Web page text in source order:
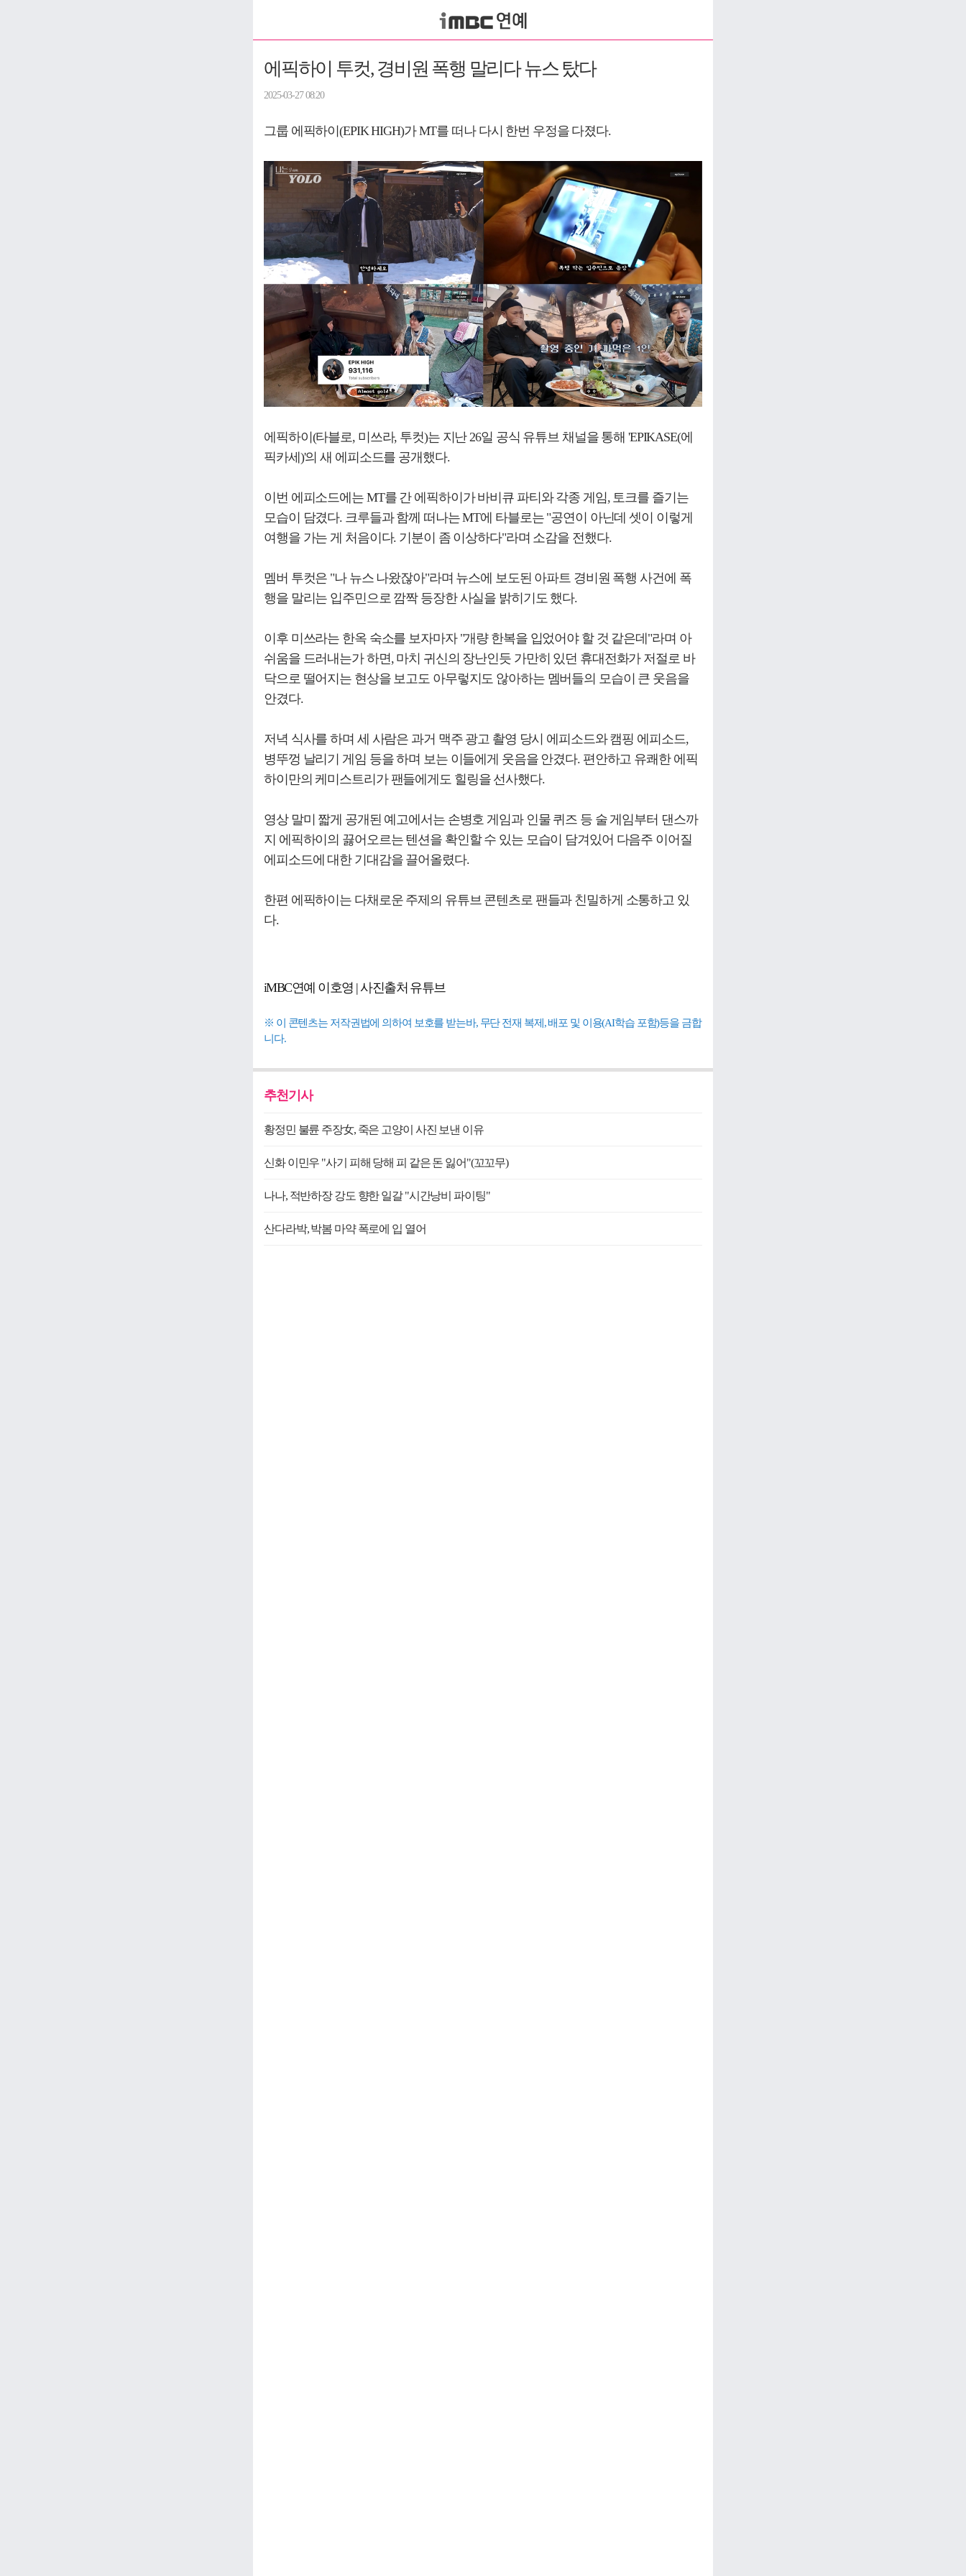
에픽하이 투컷, 경비원 폭행 말리다 뉴스 탔다
2025-03-27 08:20
그룹 에픽하이(EPIK HIGH)가 MT를 떠나 다시 한번 우정을 다졌다.
에픽하이(타블로, 미쓰라, 투컷)는 지난 26일 공식 유튜브 채널을 통해 'EPIKASE(에
픽카세)'의 새 에피소드를 공개했다.
이번 에피소드에는 MT를 간 에픽하이가 바비큐 파티와 각종 게임, 토크를 즐기는
모습이 담겼다. 크루들과 함께 떠나는 MT에 타블로는 "공연이 아닌데 셋이 이렇게
여행을 가는 게 처음이다. 기분이 좀 이상하다"라며 소감을 전했다.
멤버 투컷은 "나 뉴스 나왔잖아"라며 뉴스에 보도된 아파트 경비원 폭행 사건에 폭
행을 말리는 입주민으로 깜짝 등장한 사실을 밝히기도 했다.
이후 미쓰라는 한옥 숙소를 보자마자 "개량 한복을 입었어야 할 것 같은데"라며 아
쉬움을 드러내는가 하면, 마치 귀신의 장난인듯 가만히 있던 휴대전화가 저절로 바
닥으로 떨어지는 현상을 보고도 아무렇지도 않아하는 멤버들의 모습이 큰 웃음을
안겼다.
저녁 식사를 하며 세 사람은 과거 맥주 광고 촬영 당시 에피소드와 캠핑 에피소드,
병뚜껑 날리기 게임 등을 하며 보는 이들에게 웃음을 안겼다. 편안하고 유쾌한 에픽
하이만의 케미스트리가 팬들에게도 힐링을 선사했다.
영상 말미 짧게 공개된 예고에서는 손병호 게임과 인물 퀴즈 등 술 게임부터 댄스까
지 에픽하이의 끓어오르는 텐션을 확인할 수 있는 모습이 담겨있어 다음주 이어질
에피소드에 대한 기대감을 끌어올렸다.
한편 에픽하이는 다채로운 주제의 유튜브 콘텐츠로 팬들과 친밀하게 소통하고 있
다.
iMBC연예 이호영 | 사진출처 유튜브
※ 이 콘텐츠는 저작권법에 의하여 보호를 받는바, 무단 전재 복제, 배포 및 이용(AI학습 포함)등을 금합
니다.
추천기사
황정민 불륜 주장女, 죽은 고양이 사진 보낸 이유
신화 이민우 "사기 피해 당해 피 같은 돈 잃어"(꼬꼬무)
나나, 적반하장 강도 향한 일갈 "시간낭비 파이팅"
산다라박, 박봄 마약 폭로에 입 열어